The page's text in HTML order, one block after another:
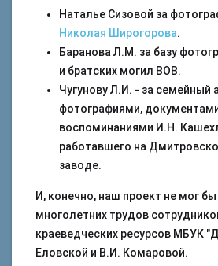
Наталье Сизовой за
Николая Широгорова.
Баранова Л.М. за базу
и братских могил ВОВ.
Чугунову Л.И. - за семейный
фотографиями,
воспоминаниями И.Н.
работавшего на
заводе.
И, конечно, наш проект не мог
многолетних трудов
краеведческих ресурсов МБУК
Еловской и В.И. Комаровой.